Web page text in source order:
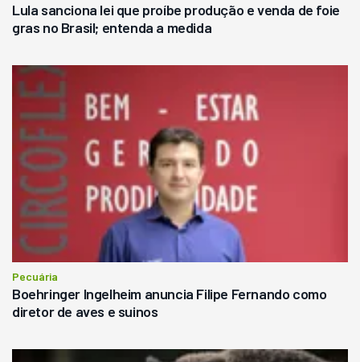
Lula sanciona lei que proíbe produção e venda de foie
gras no Brasil; entenda a medida
Pecuária
Boehringer Ingelheim anuncia Filipe Fernando como
diretor de aves e suinos